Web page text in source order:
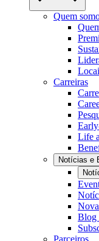
Quem
Carreiras
Life
Notícias e
Blog